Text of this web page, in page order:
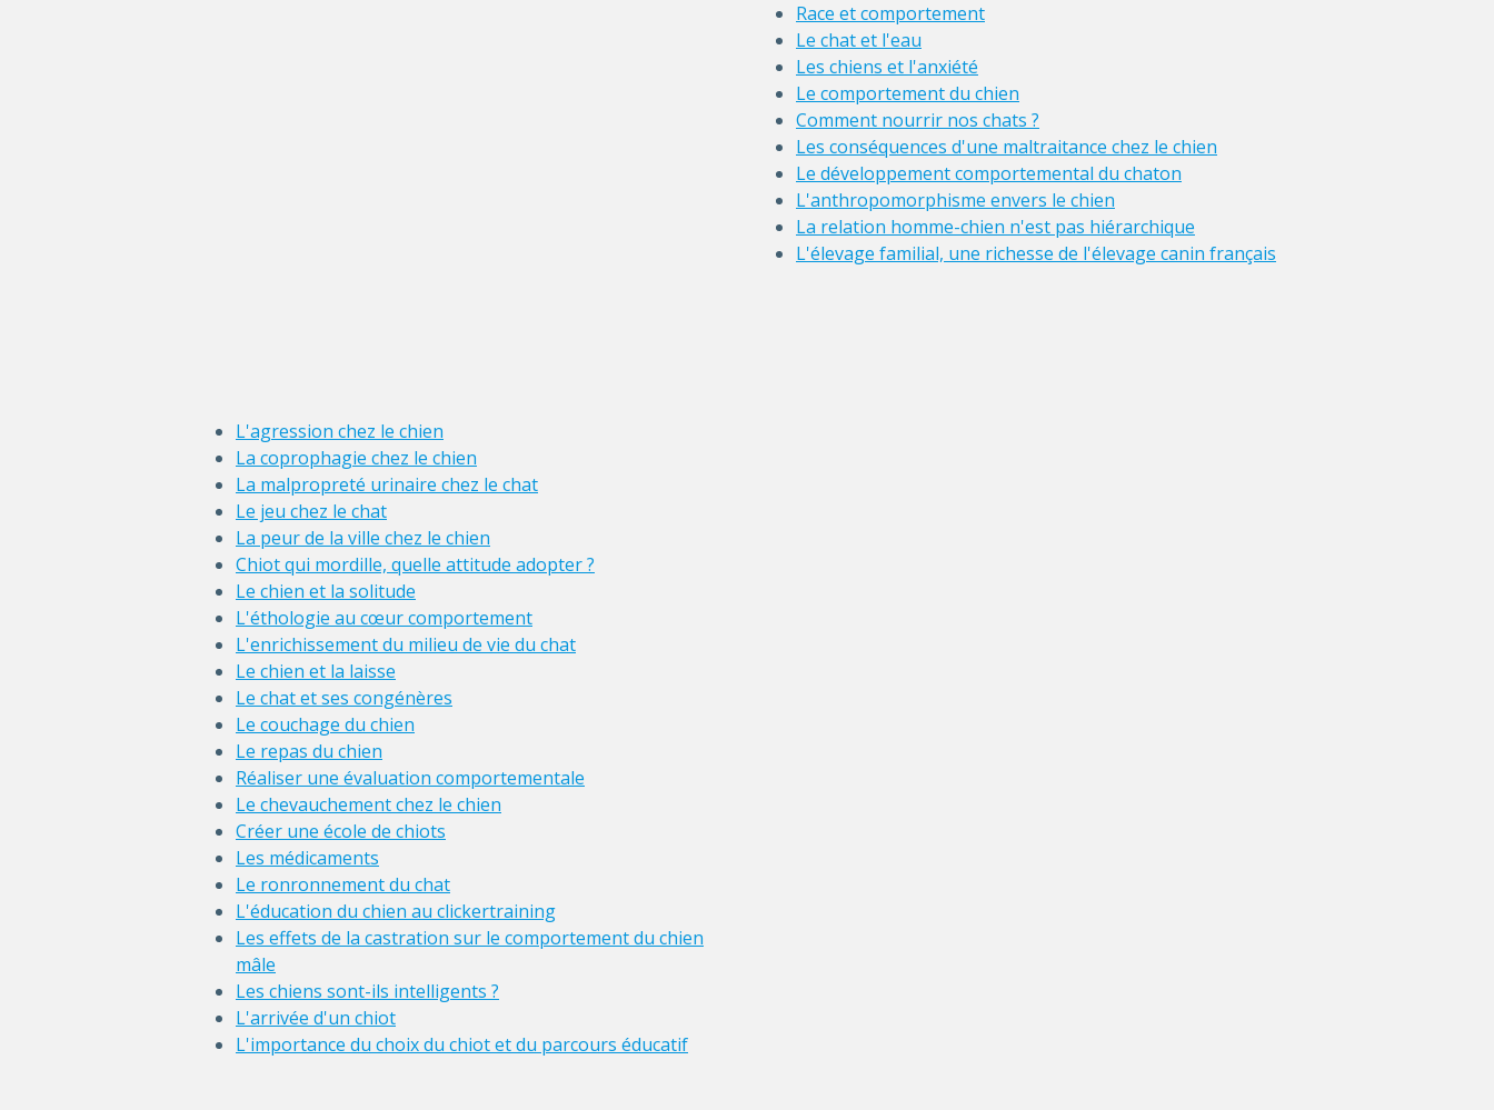
Race et comportement
Le chat et l'eau
Les chiens et l'anxiété
Le comportement du chien
Comment nourrir nos chats ?
Les conséquences d'une maltraitance chez le chien
Le développement comportemental du chaton
L'anthropomorphisme envers le chien
La relation homme-chien n'est pas hiérarchique
L'élevage familial, une richesse de l'élevage canin français
L'agression chez le chien
La coprophagie chez le chien
La malpropreté urinaire chez le chat
Le jeu chez le chat
La peur de la ville chez le chien
Chiot qui mordille, quelle attitude adopter ?
Le chien et la solitude
L'éthologie au cœur comportement
L'enrichissement du milieu de vie du chat
Le chien et la laisse
Le chat et ses congénères
Le couchage du chien
Le repas du chien
Réaliser une évaluation comportementale
Le chevauchement chez le chien
Créer une école de chiots
Les médicaments
Le ronronnement du chat
L'éducation du chien au clickertraining
Les effets de la castration sur le comportement du chien
mâle
Les chiens sont-ils intelligents ?
L'arrivée d'un chiot
L'importance du choix du chiot et du parcours éducatif